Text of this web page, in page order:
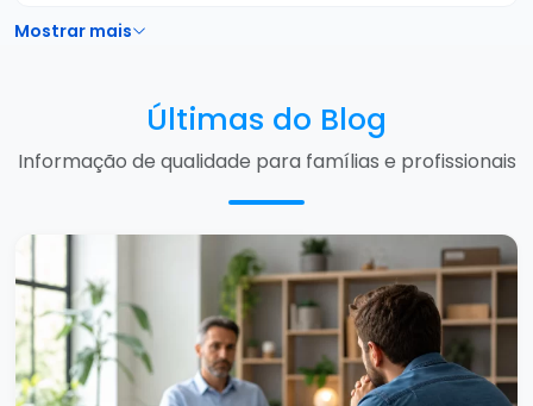
Mostrar mais
Últimas do Blog
Informação de qualidade para famílias e profissionais